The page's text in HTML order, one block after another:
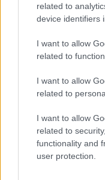
related to
device identifiers
I want to allow
related to
I want to allow
related to
I want to allow
related to
functionality and
user protection.
LIFESTYLE19 λ. πριν
Η Νίνα Φλορ
Λονδίνο – Δείτε